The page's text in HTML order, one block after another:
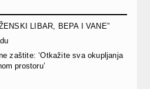
LIBAR, BEPA I VANE”
zaštite: ‘Otkažite sva okupljanja
prostoru’